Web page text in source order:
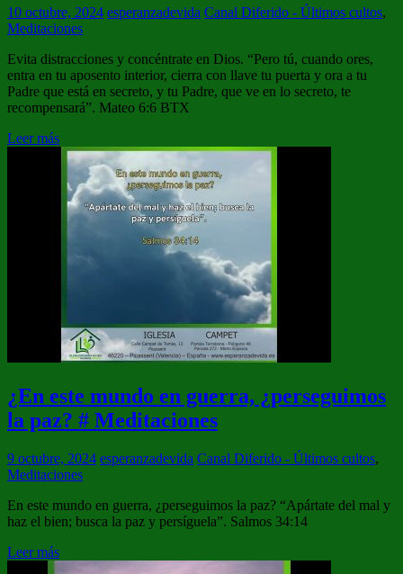
10 octubre, 2024 esperanzadevida Canal Diferido - Últimos cultos,
Meditaciones
Evita distracciones y concéntrate en Dios. “Pero tú, cuando ores,
entra en tu aposento interior, cierra con llave tu puerta y ora a tu
Padre que está en secreto, y tu Padre, que ve en lo secreto, te
recompensará”. Mateo 6:6 BTX
Leer más
¿En este mundo en guerra, ¿perseguimos
la paz? # Meditaciones
9 octubre, 2024 esperanzadevida Canal Diferido - Últimos cultos,
Meditaciones
En este mundo en guerra, ¿perseguimos la paz? “Apártate del mal y
haz el bien; busca la paz y persíguela”. Salmos 34:14
Leer más